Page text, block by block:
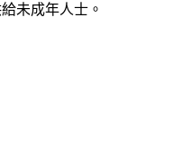
未成年人士。